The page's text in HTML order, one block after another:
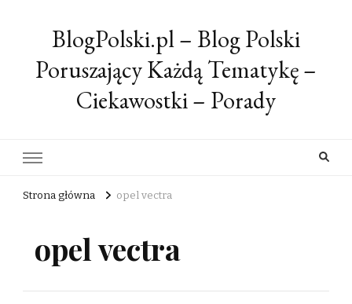
BlogPolski.pl – Blog Polski
Poruszający Każdą Tematykę –
Ciekawostki – Porady
Strona główna opel vectra
opel vectra